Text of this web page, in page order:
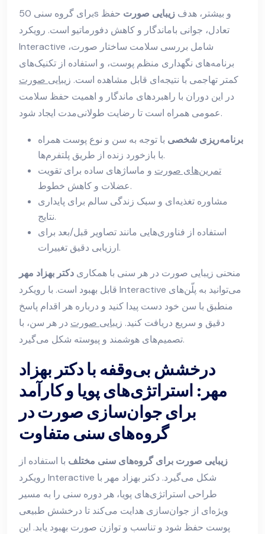
برای گروه سنی 50s و بیشتر، هدف زیبایی صورت حفظ
تعادل، جوانی باماندگار و کاهش دفورماتیو است. رویکرد
Interactive شامل بررسی سلامت ساختار صورت،
برنامه‌های نگهداری منظم پوست، و استفاده از تکنیک‌های
کمتر تهاجمی با نتیجه‌ای قابل مشاهده است. زیبایی صورت
در این دوران با راهبردهای ماندگار و اهمیت حفظ سلامت
عمومی همراه است تا رضایت طولانی‌مدت ایجاد شود.
برنامه‌ریزی شخصی با توجه به سن و نوع پوست همراه
با بازخورد زنده از طریق پلتفرم‌ها.
تمرین‌های صورت و ماساژهای ساده برای تقویت
عضلات و کاهش خطوط.
مشاوره تغذیه‌ای و سبک زندگی سالم برای پایداری
نتایج.
استفاده از فناوری‌هایی مانند تصاویر قبل/بعد برای
ارزیابی دقیق تغییرات.
منحنی زیبایی صورت در هر سنی با همکاری دکتر بهزاد مهر
قابل بهبود است. با رویکرد Interactive می‌توانید به پلّن‌های
منطبق با سن خود دست پیدا کنید و درباره هر اقدام پاسخ
دقیق و سریع دریافت کنید. زیبایی صورت در هر سن، با
تصمیم‌های هوشمند و پیوسته شکل می‌گیرد.
درخشش بی‌وقفه با دکتر بهزاد
مهر: استراتژی‌های پویا و کارآمد
برای جوان‌سازی صورت در
گروه‌های سنی متفاوت
زیبایی صورت برای گروه‌های سنی مختلف با استفاده از
رویکرد Interactive شکل می‌گیرد. دکتر بهزاد مهر با
طراحی استراتژی‌های پویا، هر دوره سنی را به مسیر
ویژه‌ای از جوان‌سازی هدایت می‌کند تا درخشش طبیعی
پوست حفظ شود و تناسب و توازن صورت بهبود یابد. این